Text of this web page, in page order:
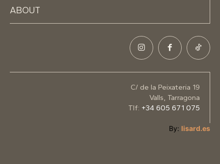
ABOUT
C/ de la Peixateria 19
Valls, Tarragona
Tlf: +34 605 671 075
By: lisard.es